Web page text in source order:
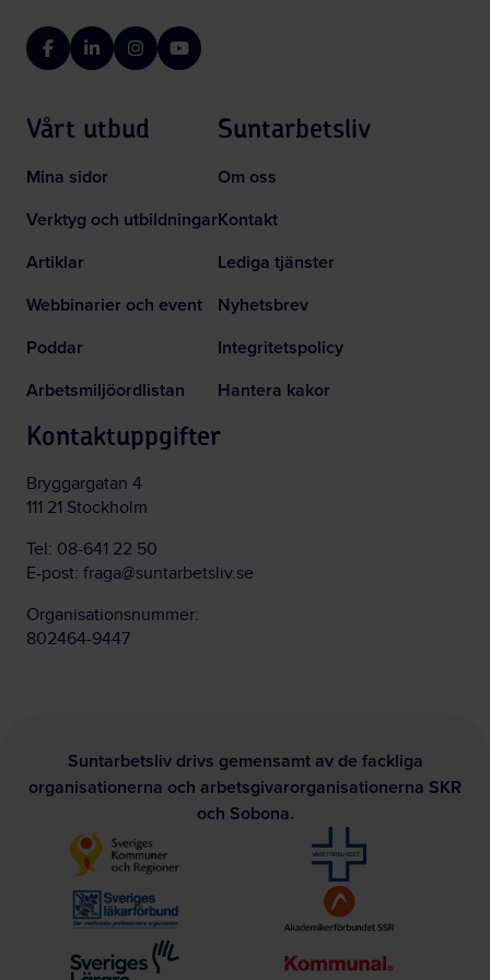
FacebookLinkedInInstagramYouTube
Vårt utbud
Mina sidor
Verktyg och utbildningar
Artiklar
Webbinarier och event
Poddar
Arbetsmiljöordlistan
Suntarbetsliv
Om oss
Kontakt
Lediga tjänster
Nyhetsbrev
Integritetspolicy
Hantera kakor
Kontaktuppgifter
Bryggargatan 4
111 21 Stockholm
Tel: 08-641 22 50
E-post: fraga@suntarbetsliv.se
Organisationsnummer:
802464-9447
Suntarbetsliv drivs gemensamt av de fackliga
organisationerna och arbetsgivarorganisationerna SKR
och Sobona.